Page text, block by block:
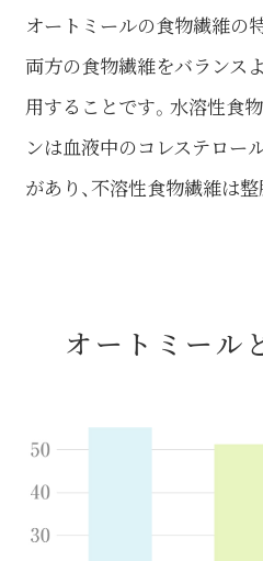
オートミールの食物繊維の
両方の食物繊維をバランス
用することです。水溶性食
ンは血液中のコレステロー
があり、不溶性食物繊維は
オートミール